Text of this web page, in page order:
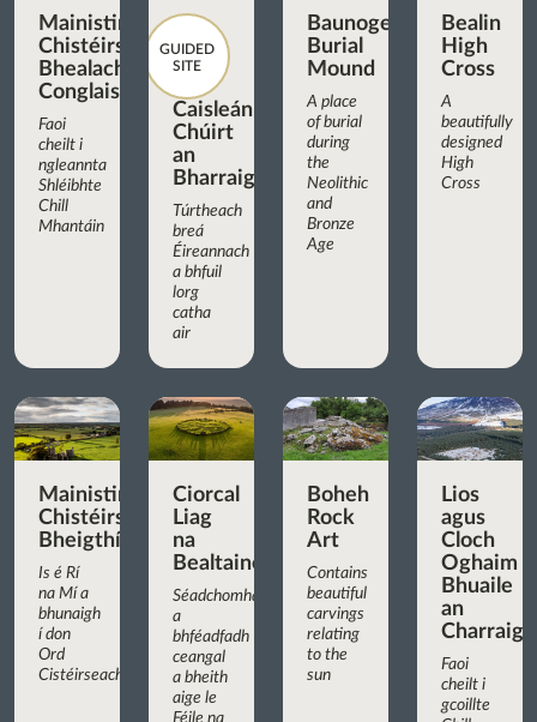
Mainistir
Chistéirseach
Bhealach
Conglais
Faoi
cheilt i
ngleannta
Shléibhte
Chill
Mhantáin
GUIDED
SITE
Caisleán
Chúirt
an
Bharraigh
Túrtheach
breá
Éireannach
a bhfuil
lorg
catha
air
Baunogenasraid
Burial
Mound
A place
of burial
during
the
Neolithic
and
Bronze
Age
Bealin
High
Cross
A
beautifully
designed
High
Cross
Mainistir
Chistéirseach
Bheigthí
Is é Rí
na Mí a
bhunaigh
í don
Ord
Cistéirseach
Ciorcal
Liag
na
Bealtaine
Séadchomhartha
a
bhféadfadh
ceangal
a bheith
aige le
Féile na
Boheh
Rock
Art
Contains
beautiful
carvings
relating
to the
sun
Lios
agus
Cloch
Oghaim
Bhuaile
an
Faoi
cheilt i
gcoillte